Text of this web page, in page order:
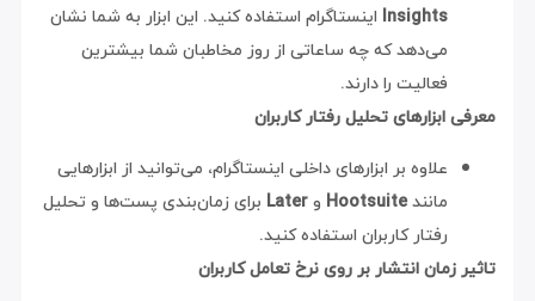
Insights اینستاگرام استفاده کنید. این ابزار به شما نشان
می‌دهد که چه ساعاتی از روز مخاطبان شما بیشترین
فعالیت را دارند.
معرفی ابزارهای تحلیل رفتار کاربران
علاوه بر ابزارهای داخلی اینستاگرام، می‌توانید از ابزارهایی
مانندHootsuite وLater برای زمان‌بندی پست‌ها و تحلیل
رفتار کاربران استفاده کنید.
تاثیر زمان انتشار بر روی نرخ تعامل کاربران